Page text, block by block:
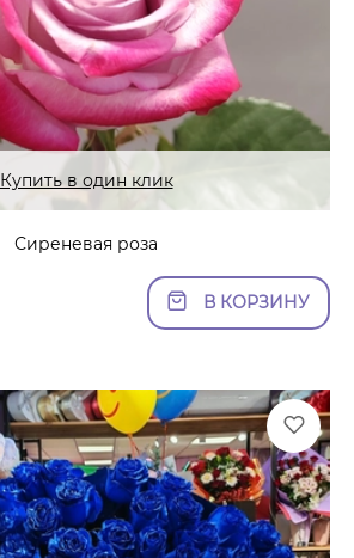
Купить в один клик
Сиреневая роза
В КОРЗИНУ